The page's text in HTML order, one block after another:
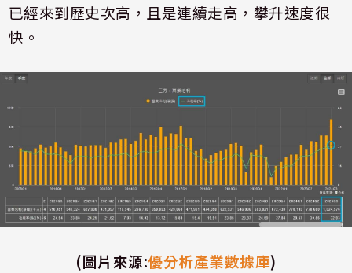
已經來到歷史次高，且是連續走高，攀升速度很
快。
(圖片來源:優分析產業數據庫)